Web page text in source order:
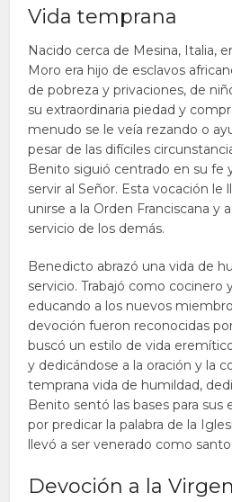
Vida temprana
Nacido cerca de Mesina, Italia,
Moro era hijo de esclavos
de pobreza y privaciones, de
su extraordinaria piedad y
menudo se le veía rezando o
pesar de las difíciles
Benito siguió centrado en su fe
servir al Señor. Esta vocación le
unirse a la Orden Franciscana y
servicio de los demás.
Benedicto abrazó una vida de
servicio. Trabajó como cocinero
educando a los nuevos
devoción fueron reconocidas
buscó un estilo de vida
y dedicándose a la oración y la
temprana vida de humildad,
Benito sentó las bases para sus
por predicar la palabra de la
llevó a ser venerado como santo.
Devoción a la